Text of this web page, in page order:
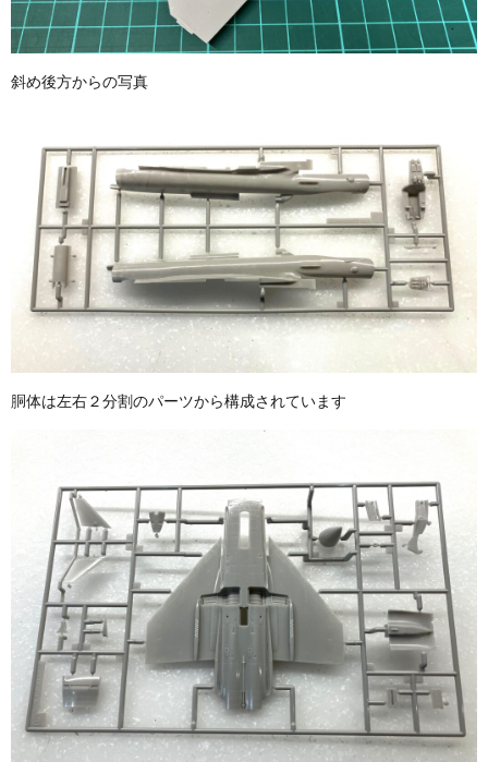
斜め後方からの写真
胴体は左右２分割のパーツから構成されています